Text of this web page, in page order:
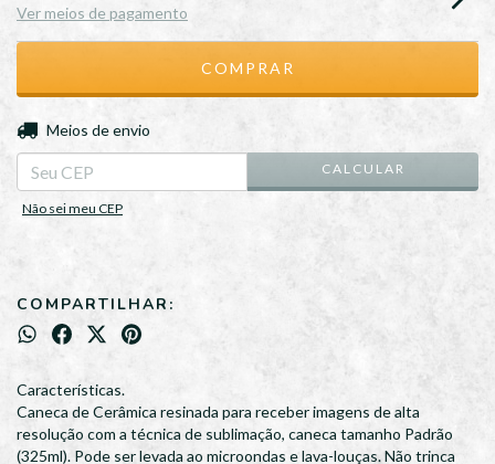
Ver meios de pagamento
Entregas para o CEP:
Meios de envio
CALCULAR
Não sei meu CEP
COMPARTILHAR:
Características.
Caneca de Cerâmica resinada para receber imagens de alta
resolução com a técnica de sublimação, caneca tamanho Padrão
(325ml). Pode ser levada ao microondas e lava-louças. Não trinca